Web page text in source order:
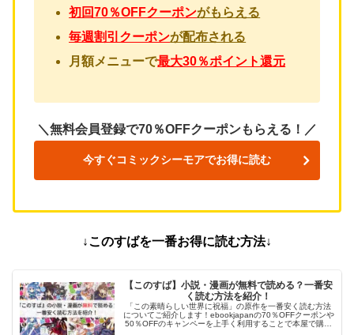
初回70％OFFクーポンがもらえる
毎週割引クーポンが配布される
月額メニューで最大30％ポイント還元
＼無料会員登録で70％OFFクーポンもらえる！／
今すぐコミックシーモアでお得に読む
↓このすばを一番お得に読む方法↓
【このすば】小説・漫画が無料で読める？一番安
く読む方法を紹介！
「この素晴らしい世界に祝福」の原作を一番安く読む方法
についてご紹介します！ebookjapanの70％OFFクーポンや
50％OFFのキャンペーを上手く利用することで本屋で購入